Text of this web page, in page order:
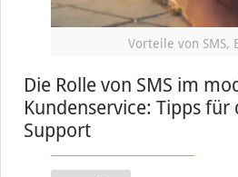
Vorteile von SMS,
Die Rolle von SMS im
Kundenservice: Tipps für
Support